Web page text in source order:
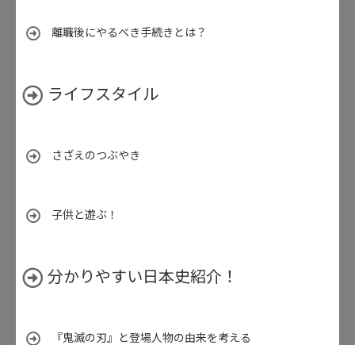
離職後にやるべき手続きとは？
ライフスタイル
さざえのつぶやき
子供と遊ぶ！
分かりやすい日本史紹介！
『鬼滅の刃』と登場人物の由来を考える